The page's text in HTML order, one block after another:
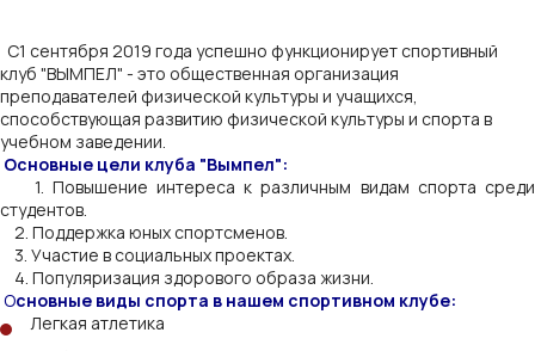
C1 сентября 2019 года успешно функционирует спортивный
клуб "ВЫМПЕЛ" - это общественная организация
преподавателей физической культуры и учащихся,
способствующая развитию физической культуры и спорта в
учебном заведении.
Основные цели клуба "Вымпел":
1. Повышение интереса к различным видам спорта среди
студентов.
2. Поддержка юных спортсменов.
3. Участие в социальных проектах.
4. Популяризация здорового образа жизни.
Основные виды спорта в нашем спортивном клубе:
Легкая атлетика